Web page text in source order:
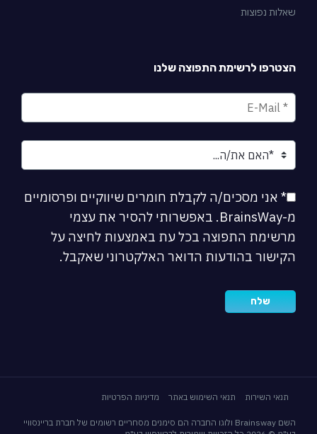
שאלות נפוצות
הצטרפו לרשימת התפוצה שלנו
* אני מסכים/ה לקבלת חומרים שיווקיים ופרסומיים
מ-BrainsWay. באפשרותי להסיר את עצמי
מרשימת התפוצה בכל עת באמצעות לחיצה על
הקישור בהודעות הדואר האלקטרוני שאקבל.
תנאי השירות תנאי השימוש באתר מדיניות הפרטיות
השם Brainsway ולוגו החברה הם סימנים מסחריים רשומים של חברת בריינסוויי